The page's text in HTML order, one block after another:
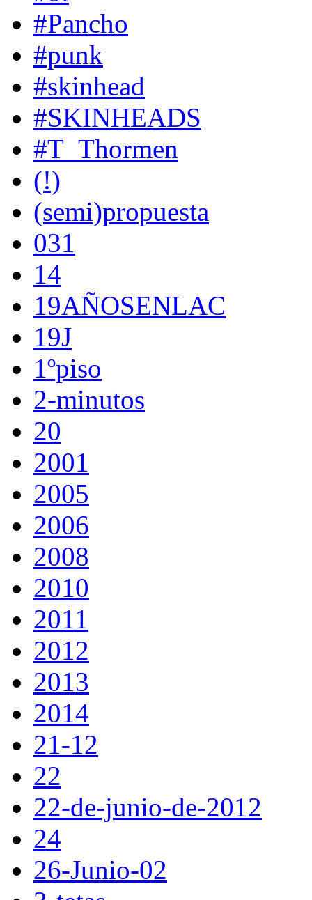
#Pancho
#punk
#skinhead
#SKINHEADS
#T_Thormen
(!)
(semi)propuesta
031
14
19AÑOSENLAC
19J
1ºpiso
2-minutos
20
2001
2005
2006
2008
2010
2011
2012
2013
2014
21-12
22
22-de-junio-de-2012
24
26-Junio-02